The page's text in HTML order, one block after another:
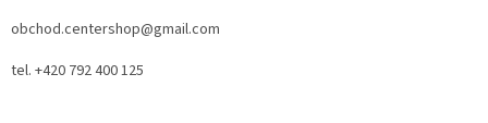
obchod.centershop@gmail.com
tel. +420 792 400 125